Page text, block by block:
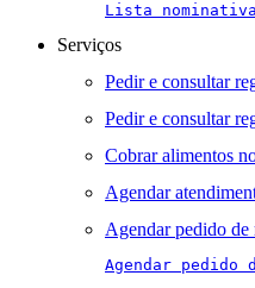
Lista
Serviços
Pedir e consultar
Pedir e consultar
Cobrar alimentos
Agendar
Agendar pedido
Agendar